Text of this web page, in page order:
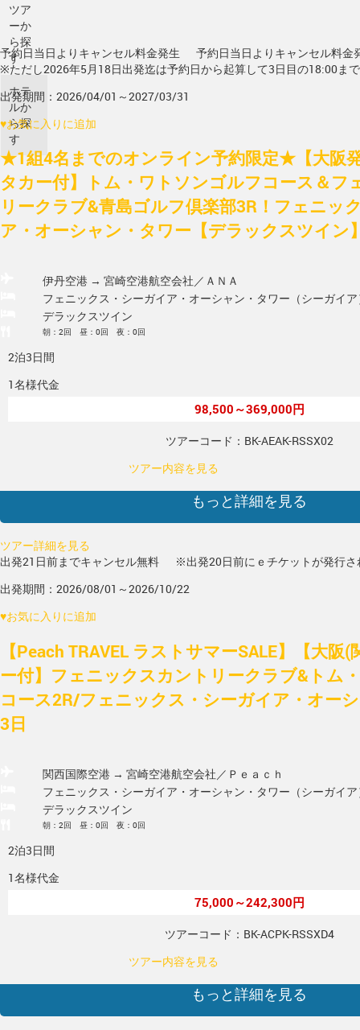
ツア
ーか
ら探
す
ホテ
ルか
ら探
す
予約日当日よりキャンセル料金発生
予約日当日よりキャンセル料金
※ただし2026年5月18日出発迄は予約日から起算して3日目の18:00ま
出発期間：2026/04/01～2027/03/31
♥お気に入りに追加
★1組4名までのオンライン予約限定★【大阪
タカー付】トム・ワトソンゴルフコース＆フ
リークラブ&青島ゴルフ倶楽部3R！フェニッ
ア・オーシャン・タワー【デラックスツイン
伊丹空港 → 宮崎空港航空会社／ＡＮＡ
フェニックス・シーガイア・オーシャン・タワー（シーガイ
デラックスツイン
朝：2回 昼：0回 夜：0回
2泊3日間
1名様代金
98,500～369,000円
ツアーコード：BK-AEAK-RSSX02
ツアー内容を見る
もっと詳細を見る
ツアー詳細を見る
出発21日前までキャンセル無料
※出発20日前にｅチケットが発行さ
出発期間：2026/08/01～2026/10/22
♥お気に入りに追加
【Peach TRAVEL ラストサマーSALE】【大
ー付】フェニックスカントリークラブ&トム
コース2R/フェニックス・シーガイア・オー
3日
関西国際空港 → 宮崎空港航空会社／Ｐｅａｃｈ
フェニックス・シーガイア・オーシャン・タワー（シーガイ
デラックスツイン
朝：2回 昼：0回 夜：0回
2泊3日間
1名様代金
75,000～242,300円
ツアーコード：BK-ACPK-RSSXD4
ツアー内容を見る
もっと詳細を見る